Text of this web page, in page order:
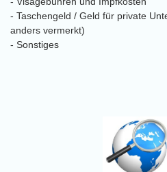
- Taschengeld / Geld für private
anders vermerkt)
- Sonstiges